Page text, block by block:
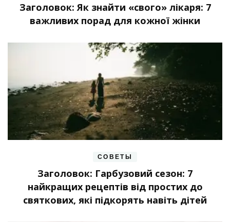
Заголовок: Як знайти «свого» лікаря: 7
важливих порад для кожної жінки
СОВЕТЫ
Заголовок: Гарбузовий сезон: 7
найкращих рецептів від простих до
святкових, які підкорять навіть дітей